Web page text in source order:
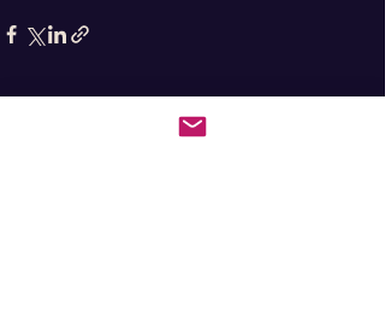
Aktuelle Beiträge